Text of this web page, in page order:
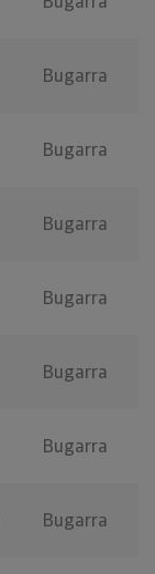
Bugarra
Bugarra
Bugarra
Bugarra
Bugarra
Bugarra
Bugarra